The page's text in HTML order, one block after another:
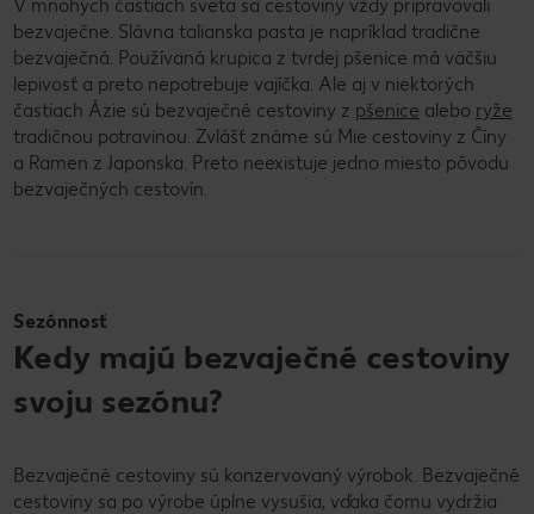
V mnohých častiach sveta sa cestoviny vždy pripravovali
bezvaječne. Slávna talianska pasta je napríklad tradične
bezvaječná. Používaná krupica z tvrdej pšenice má väčšiu
lepivosť a preto nepotrebuje vajíčka. Ale aj v niektorých
častiach Ázie sú bezvaječné cestoviny z pšenice alebo ryže
tradičnou potravinou. Zvlášť známe sú Mie cestoviny z Číny
a Ramen z Japonska. Preto neexistuje jedno miesto pôvodu
bezvaječných cestovín.
Sezónnosť
Kedy majú bezvaječné cestoviny
svoju sezónu?
Bezvaječné cestoviny sú konzervovaný výrobok. Bezvaječné
cestoviny sa po výrobe úplne vysušia, vďaka čomu vydržia